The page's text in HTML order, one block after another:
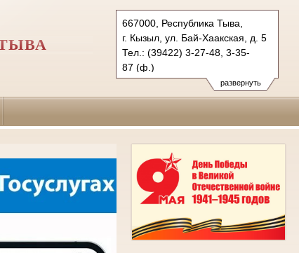
развернуть
667000, Республика Тыва,
г. Кызыл, ул. Бай-Хаакская, д. 5
Тел.: (39422) 3-27-48, 3-35-
87 (ф.)
kizilskiy-g.tva@sudrf.ru
показать на карте